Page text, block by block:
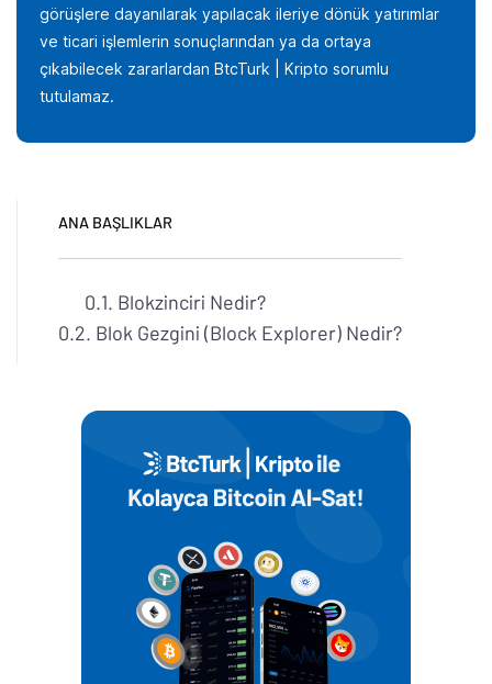
görüşlere dayanılarak yapılacak ileriye dönük yatırımlar
ve ticari işlemlerin sonuçlarından ya da ortaya
çıkabilecek zararlardan BtcTurk | Kripto sorumlu
tutulamaz.
ANA BAŞLIKLAR
Blokzinciri Nedir?
Blok Gezgini (Block Explorer) Nedir?